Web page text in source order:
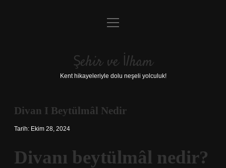
Anasayfa
Yasal Uyarı
menüyü
Şehir ve İlham
Kent hikayeleriyle dolu neşeli yolculuk!
Divan I Beytülmâl Nedir
Tarih: Ekim 28, 2024
Divanı beytülmâl nedir?